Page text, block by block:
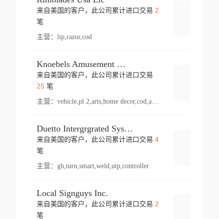
来自美国的客户，此公司累计进口交易 2
笔
主营： lip,razor,cod
Knoebels Amusement Resort
来自美国的客户，此公司累计进口交易
25笔
主营： vehicle,pl 2,arts,home decor,cod,amusement ride,sea
Duetto Intergrgrated Systems Inc.
来自美国的客户，此公司累计进口交易 4
笔
主营： gh,turn,smart,weld,utp,controller
Local Signguys Inc.
来自美国的客户，此公司累计进口交易 2
笔